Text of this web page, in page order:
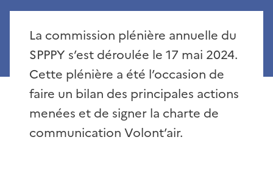
La commission plénière annuelle du
SPPPY s’est déroulée le 17 mai 2024.
Cette plénière a été l’occasion de
faire un bilan des principales actions
menées et de signer la charte de
communication Volont’air.